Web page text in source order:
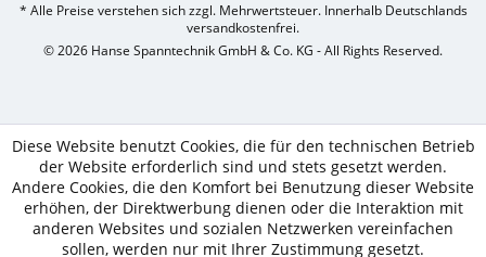
* Alle Preise verstehen sich zzgl. Mehrwertsteuer. Innerhalb Deutschlands
versandkostenfrei.
© 2026 Hanse Spanntechnik GmbH & Co. KG - All Rights Reserved.
Diese Website benutzt Cookies, die für den technischen Betrieb
der Website erforderlich sind und stets gesetzt werden.
Andere Cookies, die den Komfort bei Benutzung dieser Website
erhöhen, der Direktwerbung dienen oder die Interaktion mit
anderen Websites und sozialen Netzwerken vereinfachen
sollen, werden nur mit Ihrer Zustimmung gesetzt.